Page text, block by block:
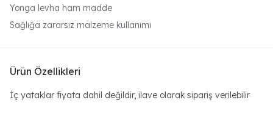
Yonga levha ham madde
Sağlığa zararsız malzeme kullanımı
Ürün Özellikleri
İç yataklar fiyata dahil değildir, ilave olarak sipariş verilebilir